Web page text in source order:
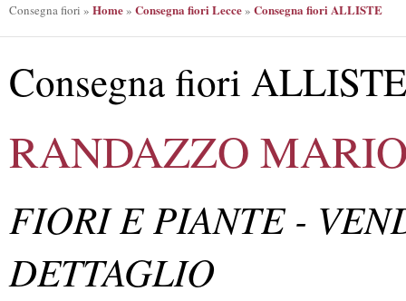
Consegna fiori » Home» Consegna fiori Lecce» Consegna fiori ALLISTE
Consegna fiori ALLISTE
RANDAZZO
FIORI E PIANTE -
DETTAGLIO